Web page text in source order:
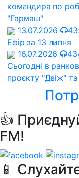
командира по
"Гармаш"
13.07.2026
Ефір за 13 липня
16.07.2026
Сьогодні в
проєкту "Двіж"
👍
FM!
📱